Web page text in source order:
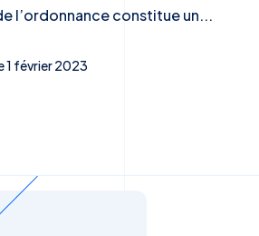
l’ordonnance constitue un...
1 février 2023